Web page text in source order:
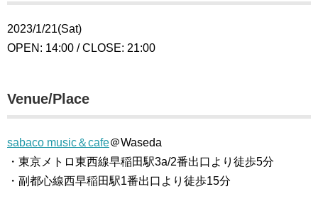
2023/1/21(Sat)
OPEN: 14:00 / CLOSE: 21:00
Venue/Place
sabaco music＆cafe＠Waseda
・東京メトロ東西線早稲田駅3a/2番出口より徒歩5分
・副都心線西早稲田駅1番出口より徒歩15分